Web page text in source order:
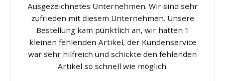
Ausgezeichnetes Unternehmen. Wir sind sehr
zufrieden mit diesem Unternehmen. Unsere
Bestellung kam pünktlich an, wir hatten 1
kleinen fehlenden Artikel, der Kundenservice
war sehr hilfreich und schickte den fehlenden
Artikel so schnell wie möglich.